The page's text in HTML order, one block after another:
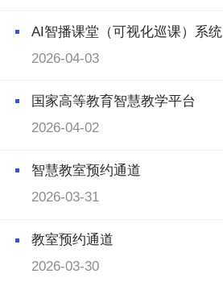
AI智播课堂（可视化巡课）系统
2026-04-03
国家高等教育智慧教学平台
2026-04-02
智慧教室预约通道
2026-03-31
教室预约通道
2026-03-30